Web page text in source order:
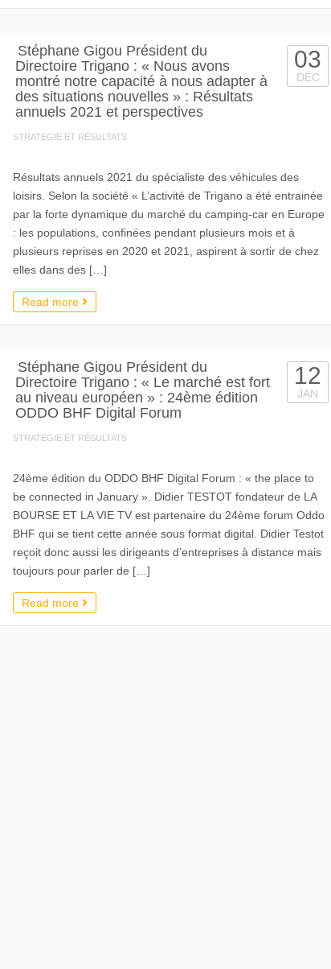
Stéphane Gigou Président du
Directoire Trigano : « Nous avons
montré notre capacité à nous adapter à
des situations nouvelles » : Résultats
annuels 2021 et perspectives
STRATEGIE ET RÉSULTATS
03
DÉC
Résultats annuels 2021 du spécialiste des véhicules des
loisirs. Selon la société « L’activité de Trigano a été entrainée
par la forte dynamique du marché du camping-car en Europe
: les populations, confinées pendant plusieurs mois et à
plusieurs reprises en 2020 et 2021, aspirent à sortir de chez
elles dans des […]
Read more
Stéphane Gigou Président du
Directoire Trigano : « Le marché est fort
au niveau européen » : 24ème édition
ODDO BHF Digital Forum
STRATEGIE ET RÉSULTATS
12
JAN
24ème édition du ODDO BHF Digital Forum : « the place to
be connected in January ». Didier TESTOT fondateur de LA
BOURSE ET LA VIE TV est partenaire du 24ème forum Oddo
BHF qui se tient cette année sous format digital. Didier Testot
reçoit donc aussi les dirigeants d’entreprises à distance mais
toujours pour parler de […]
Read more